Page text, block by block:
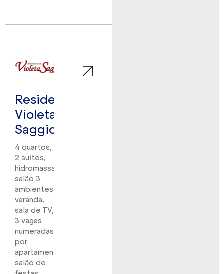
Residencial
Violeta
Saggioro
4 quartos,
2 suítes,
hidromassagem,
salão 3
ambientes,
varanda,
sala de TV,
3 vagas
numeradas
por
apartamento,
salão de